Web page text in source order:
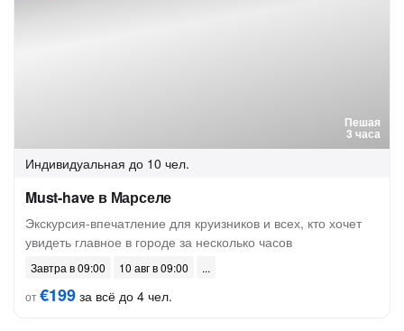
Пешая
3 часа
Индивидуальная до 10 чел.
Must-have в Марселе
Экскурсия-впечатление для круизников и всех, кто хочет
увидеть главное в городе за несколько часов
Завтра в 09:00
10 авг в 09:00
от€199 за всё до 4 чел.